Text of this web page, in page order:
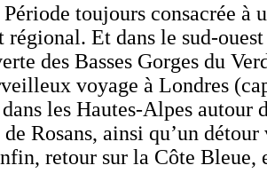
Période toujours consacrée à
régional. Et dans le sud-
des Basses Gorges du
voyage à Londres
les Hautes-Alpes
Rosans, ainsi qu’un
retour sur la Côte Bleue,